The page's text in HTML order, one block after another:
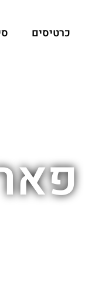
כרטיסים